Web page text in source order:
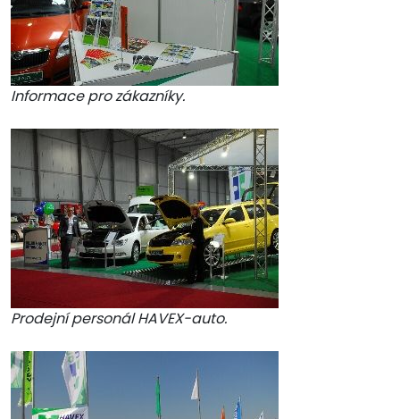
Informace pro zákazníky.
Prodejní personál HAVEX-auto.